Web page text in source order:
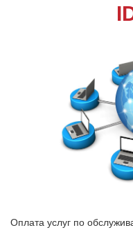
Оплата услуг по